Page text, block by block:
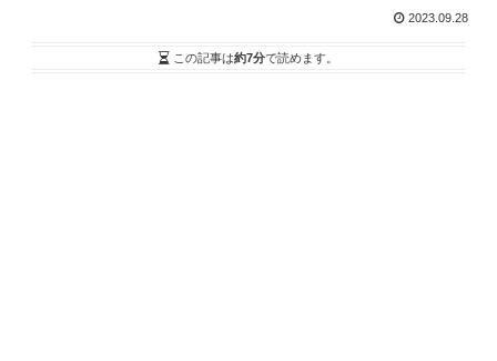
2023.09.28
この記事は約7分で読めます。